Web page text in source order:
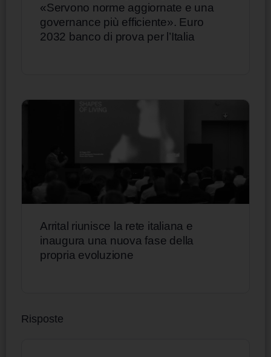
«Servono norme aggiornate e una
governance più efficiente». Euro
2032 banco di prova per l’Italia
Arrital riunisce la rete italiana e
inaugura una nuova fase della
propria evoluzione
Risposte